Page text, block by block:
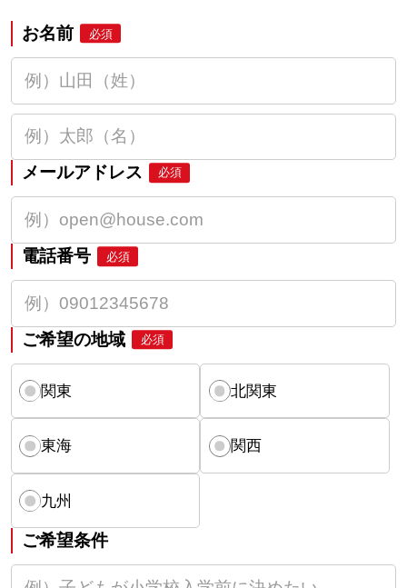
お名前 必須
メールアドレス 必須
電話番号 必須
ご希望の地域 必須
関東 北関東
東海 関西
九州
ご希望条件